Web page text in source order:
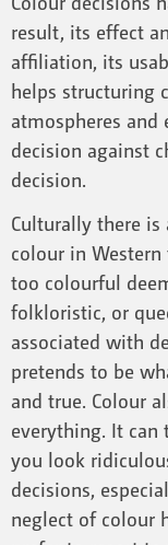
result, its effect
affiliation, its
helps structuring
atmospheres
decision against
decision.
Culturally there
colour in
too colourful
folkloristic, or
associated with
pretends to be
and true. Colour
everything. It can
you look
decisions,
neglect of colour